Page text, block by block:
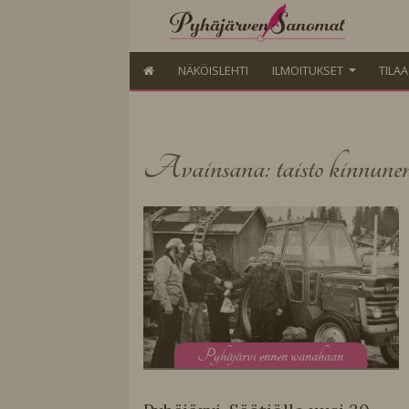
NÄKÖISLEHTI ILMOITUKSET
Avainsana: taisto
Pyhäjärvi ennen wanahaan